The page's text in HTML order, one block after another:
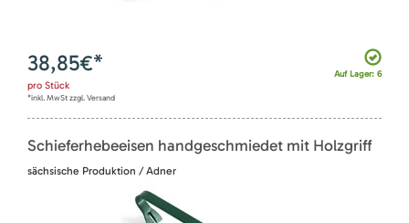
Auf Lager: 6
38,85€*
pro Stück
*inkl. MwSt zzgl. Versand
Schieferhebeeisen handgeschmiedet mit Holzgriff
sächsische Produktion / Adner